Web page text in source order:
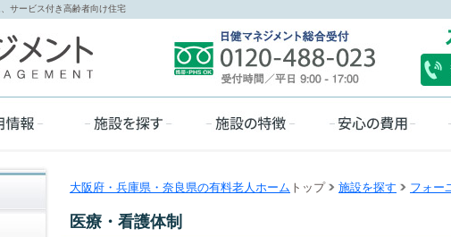
サービス付き高齢者向け住宅
大阪府・兵庫県・奈良県の有料老人ホーム トップ 施設を探す フォー
医療・看護体制